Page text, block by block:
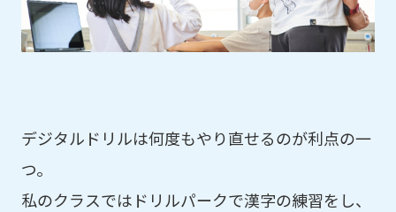
デジタルドリルは何度もやり直せるのが利点の一
つ。
私のクラスではドリルパークで漢字の練習をし、